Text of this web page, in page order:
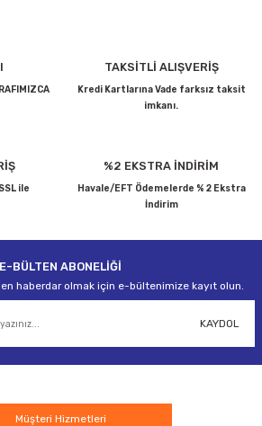
eksik bilgiler bulunuyor.
bulunuyor.
alternatifler olmalı.
TAKSİTLİ ALIŞVERİŞ
Kredi Kartlarına Vade farksız taksit
imkanı.
ile
%2 EKSTRA İNDİRİM
Havale/EFT Ödemelerde % 2 Ekstra
İndirim
E-BÜLTEN ABONELİĞİ
haberdar olmak için e-bültenimize kayıt olun.
KAYDOL
Müşteri Hizmetleri